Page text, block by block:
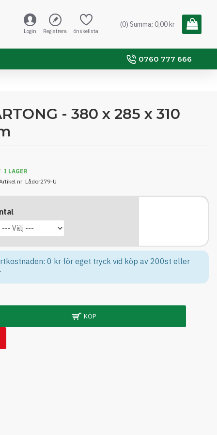
Login Registrera önskelista
(0) Summa: 0,00 kr
0760 777 666
- 380 x 285 x 310
I LAGER
nr: Lådor279-U
0 kr för eget tryck vid köp av 200st eller
KÖP